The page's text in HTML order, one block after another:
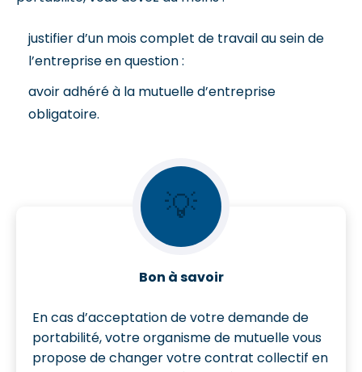
justifier d’un mois complet de travail au sein de
l’entreprise en question :
avoir adhéré à la mutuelle d’entreprise
obligatoire.
💡
Bon à savoir
En cas d’acceptation de votre demande de
portabilité, votre organisme de mutuelle vous
propose de changer votre contrat collectif en